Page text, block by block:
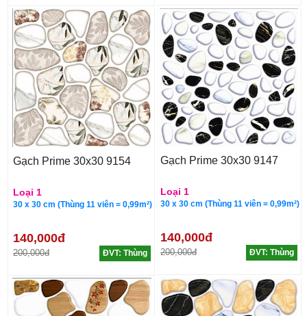
Gạch Prime 30x30 9154
Loại 1
30 x 30 cm (Thùng 11 viên = 0,99m²)
140,000đ
200,000đ ĐVT: Thùng
Gạch Prime 30x30 9147
Loại 1
30 x 30 cm (Thùng 11 viên = 0,99m²)
140,000đ
200,000đ ĐVT: Thùng